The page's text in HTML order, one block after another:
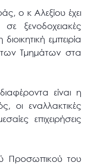
ο κ Αλεξίου έχει
ξενοδοχειακές
διοικητική εμπειρία
Τμημάτων στα
είναι η
οι εναλλακτικές
επιχειρήσεις
Προσωπικού του